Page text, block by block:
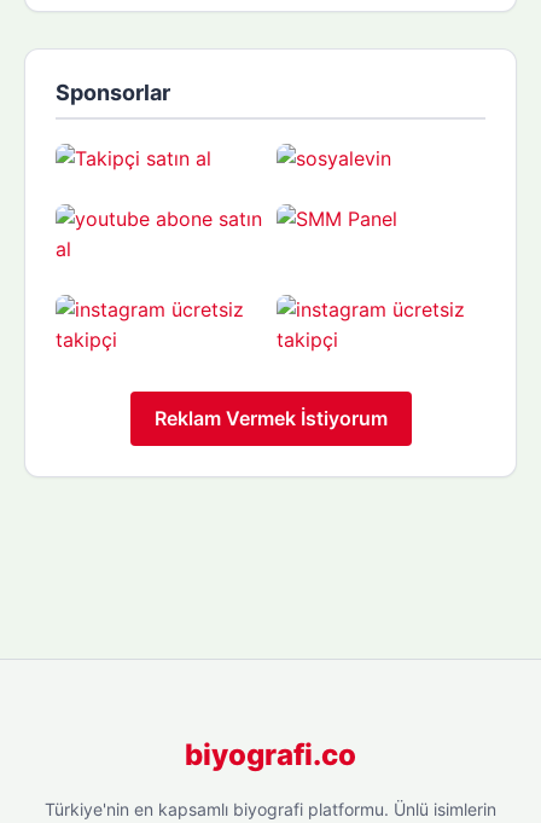
Sponsorlar
Reklam Vermek İstiyorum
biyografi.co
Türkiye'nin en kapsamlı biyografi platformu. Ünlü isimlerin